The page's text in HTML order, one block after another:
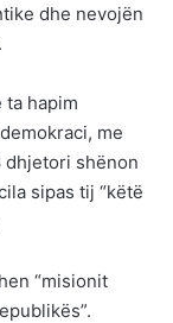
dhe nevojën
ta hapim
me
dhjetori shënon
sipas tij “këtë
“misionit